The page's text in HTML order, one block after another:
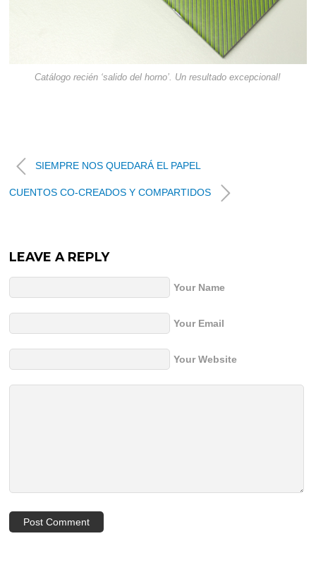
Catálogo recién ‘salido del horno’. Un resultado excepcional!
SIEMPRE NOS QUEDARÁ EL PAPEL
CUENTOS CO-CREADOS Y COMPARTIDOS
LEAVE A REPLY
Your Name
Your Email
Your Website